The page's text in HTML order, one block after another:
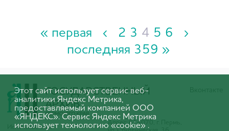
« первая ‹ 2 3 4 5 6
›
последняя 359 »
Адрес: 614070, г. Пермь,
Использование
Этот сайт использует сервис веб-
аналитики Яндекс Метрика,
предоставляемый компанией ООО
«ЯНДЕКС». Сервис Яндекс Метрика
использует технологию «cookie» .